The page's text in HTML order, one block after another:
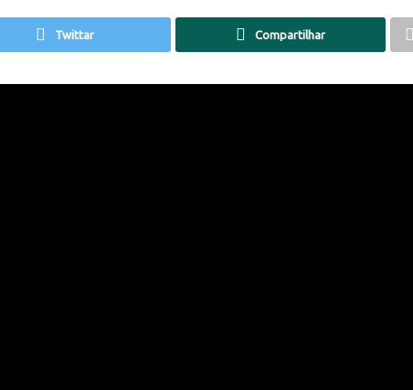
Twittar Compartilhar